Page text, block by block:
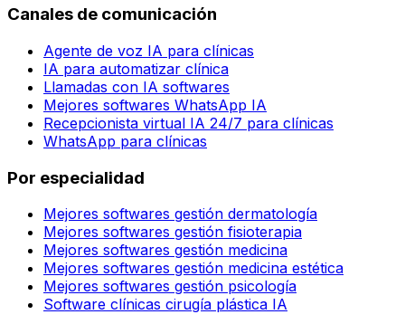
Canales de comunicación
Agente de voz IA para clínicas
IA para automatizar clínica
Llamadas con IA softwares
Mejores softwares WhatsApp IA
Recepcionista virtual IA 24/7 para clínicas
WhatsApp para clínicas
Por especialidad
Mejores softwares gestión dermatología
Mejores softwares gestión fisioterapia
Mejores softwares gestión medicina
Mejores softwares gestión medicina estética
Mejores softwares gestión psicología
Software clínicas cirugía plástica IA